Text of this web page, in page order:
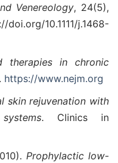
Venereology, 24(5),
10.1111/j.1468-
therapies in chronic
https://www.nejm.org
skin rejuvenation with
. Clinics in
Prophylactic low-